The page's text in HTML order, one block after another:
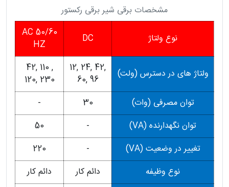
مشخصات برقی شیر برقی رکستور
نوع ولتاژ DC
AC 50/60
HZ
ولتاژ های در دسترس (ولت)
12, 24, 42,
60, 96
42, 110 ,
120, 230
توان مصرفی (وات)
30
-
توان نگهدارنده (VA)
-
50
تغییر در وضعیت (VA)
-
220
نوع وظیفه
دائم کار
دائم کار